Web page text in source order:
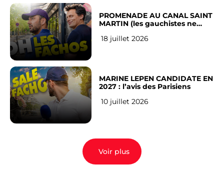
PROMENADE AU CANAL SAINT
MARTIN (les gauchistes ne
18 juillet 2026
MARINE LEPEN CANDIDATE EN
2027 : l’avis des Parisiens
10 juillet 2026
Voir plus